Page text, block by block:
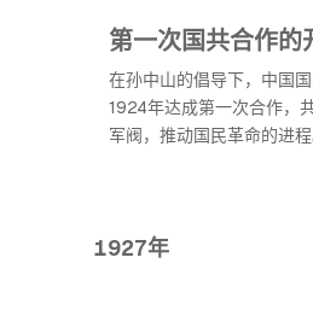
第一次国共合作的
在孙中山的倡导下，中国
1924年达成第一次合作，
军阀，推动国民革命的进程
1927年